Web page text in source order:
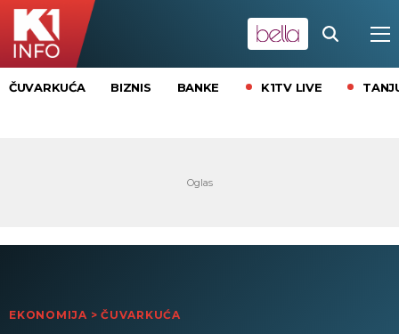
ČUVARKUĆA BIZNIS BANKE K1TV LIVE
EKONOMIJA > ČUVARKUĆA